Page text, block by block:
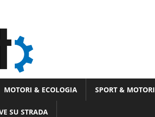
e
motori
MOTORI & ECOLOGIA SPORT & MOTORI
SU STRADA